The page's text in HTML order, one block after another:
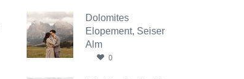
Dolomites
Elopement, Seiser
Alm
0